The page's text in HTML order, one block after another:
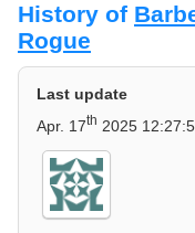
History of
Rogue
Last update
Apr. 17th 2025